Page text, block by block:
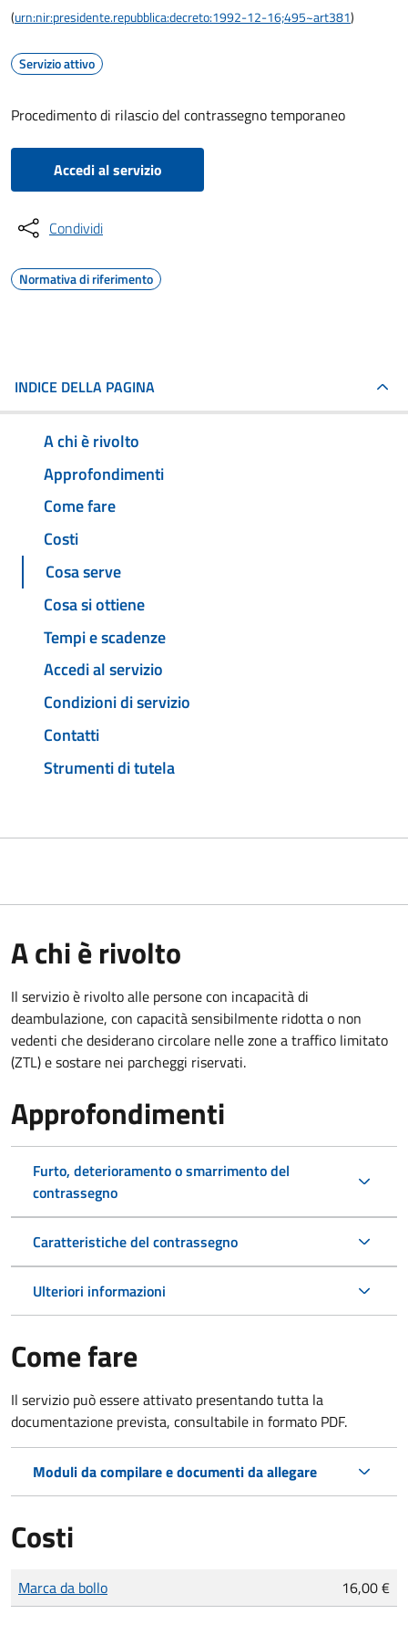
(urn:nir:presidente.repubblica:decreto:1992-12-16;495~art381)
Servizio attivo
Procedimento di rilascio del contrassegno temporaneo
Accedi al servizio
Condividi
Normativa di riferimento
INDICE DELLA PAGINA
A chi è rivolto
Approfondimenti
Come fare
Costi
Cosa serve
Cosa si ottiene
Tempi e scadenze
Accedi al servizio
Condizioni di servizio
Contatti
Strumenti di tutela
A chi è rivolto
Il servizio è rivolto alle persone con incapacità di
deambulazione, con capacità sensibilmente ridotta o non
vedenti che desiderano circolare nelle zone a traffico limitato
(ZTL) e sostare nei parcheggi riservati.
Approfondimenti
Furto, deterioramento o smarrimento del
contrassegno
Caratteristiche del contrassegno
Ulteriori informazioni
Come fare
Il servizio può essere attivato presentando tutta la
documentazione prevista, consultabile in formato PDF.
Moduli da compilare e documenti da allegare
Costi
Tipo di pagamento
Importo
Marca da bollo 16,00 €